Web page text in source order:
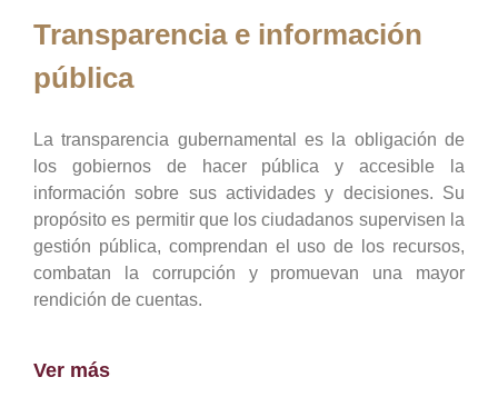
Transparencia e información
pública
La transparencia gubernamental es la obligación de
los gobiernos de hacer pública y accesible la
información sobre sus actividades y decisiones. Su
propósito es permitir que los ciudadanos supervisen la
gestión pública, comprendan el uso de los recursos,
combatan la corrupción y promuevan una mayor
rendición de cuentas.
Ver más